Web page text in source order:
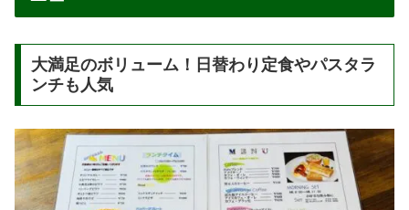
定休日 月曜日（祝日の場合は翌火曜日）
駐車場
座席数
・テーブル12 50席
・カウンター 4席
公式サイト https://cafechezpepe.jp/
※本記事に掲載している料金・営業時間・駐車場情報など